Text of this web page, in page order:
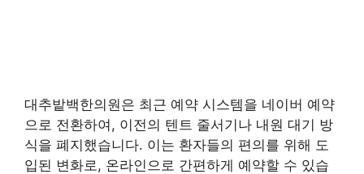
대추밭백한의원은 최근 예약 시스템을 네이버 예약
으로 전환하여, 이전의 텐트 줄서기나 내원 대기 방
식을 폐지했습니다. 이는 환자들의 편의를 위해 도
입된 변화로, 온라인으로 간편하게 예약할 수 있습